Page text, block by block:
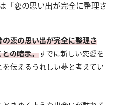
「恋の思い出が完全に整理さ
の恋の思い出が完全に整理さ
との暗示。すでに新しい恋愛を
伝えるうれしい夢と考えてい